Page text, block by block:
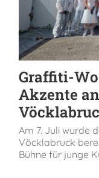
Graffiti-
Akzente
Am 7. Juli wurde
Vöcklabruck
Bühne für junge